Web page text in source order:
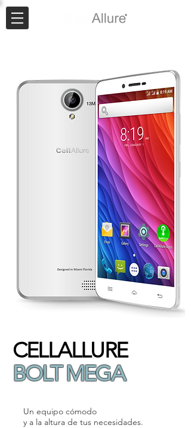
CELLALLURE
BOLT MEGA
Un equipo cómodo
y a la altura de tus necesidades.